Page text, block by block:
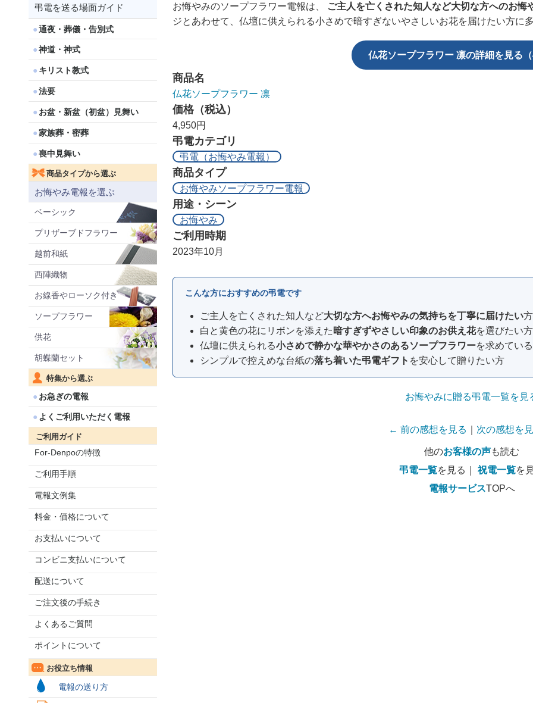
弔電を送る場面ガイド
通夜・葬儀・告別式
神道・神式
キリスト教式
法要
お盆・新盆（初盆）見舞い
家族葬・密葬
喪中見舞い
商品タイプから選ぶ
お悔やみ電報を選ぶ
ベーシック
プリザーブドフラワー
越前和紙
西陣織物
お線香やローソク付き
ソープフラワー
供花
胡蝶蘭セット
特集から選ぶ
お急ぎの電報
よくご利用いただく電報
ご利用ガイド
For-Denpoの特徴
ご利用手順
電報文例集
料金・価格について
お支払いについて
コンビニ支払いについて
配送について
ご注文後の手続き
よくあるご質問
ポイントについて
お役立ち情報
電報の送り方
お悔やみのソープフラワー電報は、
ご主人を亡くされた知人など大切な方へのお悔
ジとあわせて、仏壇に供えられる小さめで暗すぎないやさしいお花を届けたい方に
仏花ソープフラワー 凛の詳細を見る（
商品名
仏花ソープフラワー 凛
価格（税込）
4,950円
弔電カテゴリ
弔電（お悔やみ電報）
商品タイプ
お悔やみソープフラワー電報
用途・シーン
お悔やみ
ご利用時期
2023年10月
こんな方におすすめの弔電です
ご主人を亡くされた知人など大切な方へお悔やみの気持ちを丁寧に届けたい方
白と黄色の花にリボンを添えた 暗すぎずやさしい印象のお供え花を選びたい方
仏壇に供えられる小さめで静かな華やかさのあるソープフラワーを求めてい
シンプルで控えめな台紙の落ち着いた弔電ギフト を安心して贈りたい方
お悔やみに贈る弔電一覧を見
← 前の感想を見る 次の感想を
他のお客様の声も読む
弔電一覧を見る｜祝電一覧を
電報サービスTOPへ